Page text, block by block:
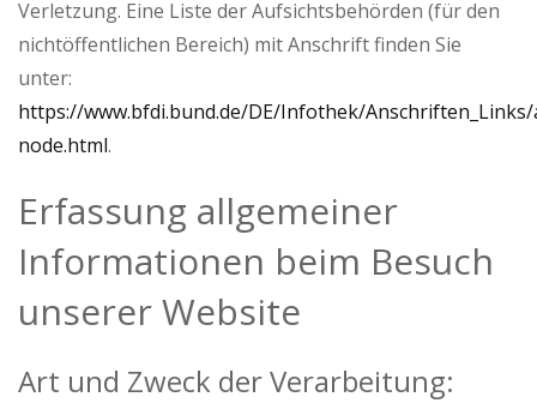
Verletzung. Eine Liste der Aufsichtsbehörden (für den
nichtöffentlichen Bereich) mit Anschrift finden Sie
unter:
https://www.bfdi.bund.de/DE/Infothek/
node.html.
Erfassung allgemeiner
Informationen beim Besuch
unserer Website
Art und Zweck der Verarbeitung: